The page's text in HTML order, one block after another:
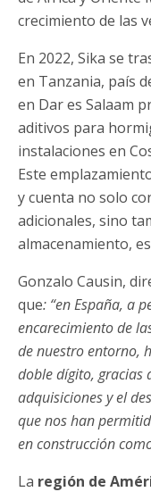
crecimiento de las
En 2022, Sika se
en Tanzania, país
en Dar es Salaam
aditivos para
instalaciones en
Este
y cuenta no solo
adicionales, sino
almacenamiento,
Gonzalo Causin,
que: “en España, a
encarecimiento de
de nuestro entorno,
doble dígito, gracias
adquisiciones y el
que nos han
en construcción
La región de